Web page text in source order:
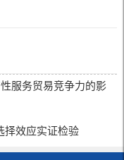
服务贸易竞争力的影
择效应实证检验